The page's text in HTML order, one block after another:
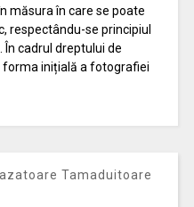
măsura în care se poate
respectându-se principiul
cadrul dreptului de
inițială a fotografiei
Tamaduitoare